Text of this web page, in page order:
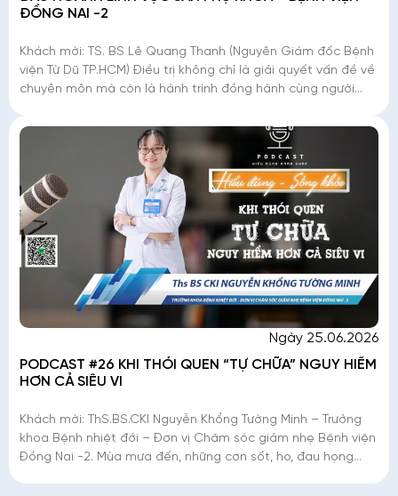
ĐỒNG NAI -2
Khách mời: TS. BS Lê Quang Thanh (Nguyên Giám đốc Bệnh
viện Từ Dũ TP.HCM) Điều trị không chỉ là giải quyết vấn đề về
chuyên môn mà còn là hành trình đồng hành cùng người
Ngày 25.06.2026
PODCAST #26 KHI THÓI QUEN “TỰ CHỮA” NGUY HIỂM
HƠN CẢ SIÊU VI
Khách mời: ThS.BS.CKI Nguyễn Khổng Tường Minh – Trưởng
khoa Bệnh nhiệt đới – Đơn vị Chăm sóc giảm nhẹ Bệnh viện
Đồng Nai -2. Mùa mưa đến, những cơn sốt, ho, đau họng